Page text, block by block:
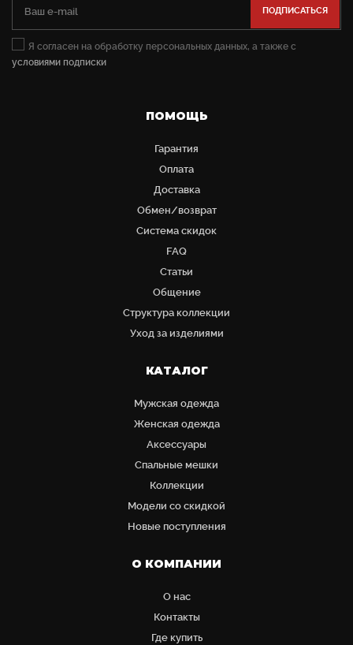
Я согласен на обработку персональных данных, а также с
условиями подписки
ПОМОЩЬ
Гарантия
Оплата
Доставка
Обмен/возврат
Система скидок
FAQ
Статьи
Общение
Структура коллекции
Уход за изделиями
КАТАЛОГ
Мужская одежда
Женская одежда
Аксессуары
Cпальные мешки
Коллекции
Модели со скидкой
Новые поступления
О КОМПАНИИ
О нас
Контакты
Где купить